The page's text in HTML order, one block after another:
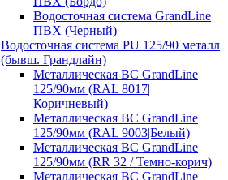
Водосточная система GrandLine
ПВХ (Черный)
Водосточная система PU 125/90 металл
(бывш. Грандлайн)
Металлическая ВС GrandLine
125/90мм (RAL 8017|
Коричневый)
Металлическая ВС GrandLine
125/90мм (RAL 9003|Белый)
Металлическая ВС GrandLine
125/90мм (RR 32 / Темно-корич)
Металлическая ВС GrandLine